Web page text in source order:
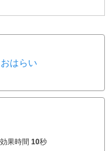
はらい
果時間 10秒